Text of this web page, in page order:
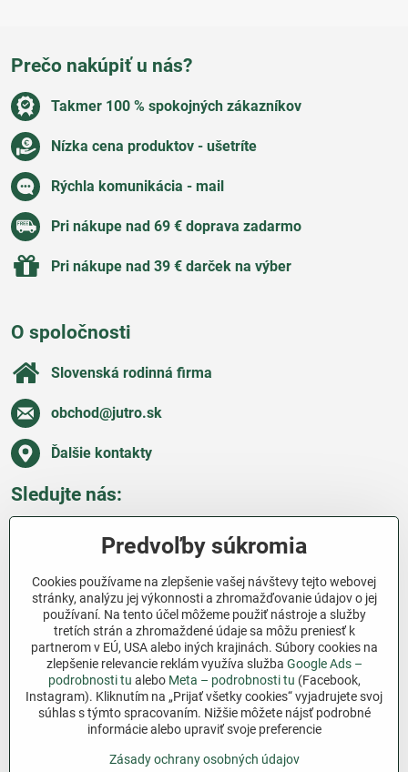
Prečo nakúpiť u nás?
Takmer 100 % spokojných zákazníkov
Nízka cena produktov - ušetríte
Rýchla komunikácia - mail
Pri nákupe nad 69 € doprava zadarmo
Pri nákupe nad 39 € darček na výber
O spoločnosti
Slovenská rodinná firma
obchod​@jutro​.sk
Ďalšie kontakty
Sledujte nás:
Všetko o nákupe
Ďakujeme za podporu
Sme slovenský e-shop bez dotácií​. Fungujeme len
vďaka vám – ľuďom, ktorí veria v poctivú prácu a
lásku k pôde​. Každý nákup na Jutro​.sk nám pomáha
pokračovať v tom, čo má zmysel – pomáhať
záhradkárom zadarmo a srdcom​.
Predvoľby súkromia
Cookies používame na zlepšenie vašej návštevy tejto webovej
stránky, analýzu jej výkonnosti a zhromažďovanie údajov o jej
používaní. Na tento účel môžeme použiť nástroje a služby
tretích strán a zhromaždené údaje sa môžu preniesť k
partnerom v EÚ, USA alebo iných krajinách. Súbory cookies na
zlepšenie relevancie reklám využíva služba Google Ads –
podrobnosti tu alebo Meta – podrobnosti tu (Facebook,
Instagram). Kliknutím na „Prijať všetky cookies“ vyjadrujete svoj
súhlas s týmto spracovaním. Nižšie môžete nájsť podrobné
informácie alebo upraviť svoje preferencie
Zásady ochrany osobných údajov